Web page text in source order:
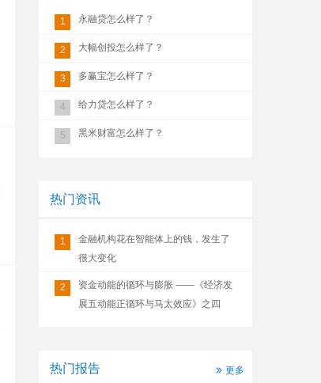
1 永融贷怎么样了？
2 大幅创投怎么样了？
3 多赢宝怎么样了？
4 给力贷怎么样了？
5 黑米财富怎么样了？
热门资讯
1
金融机构花在智能体上的钱，发生了
很大变化
2
资金动能的循环与膨胀 ——《经济发
展五动能正循环与马太效应》之四
热门报告 更多